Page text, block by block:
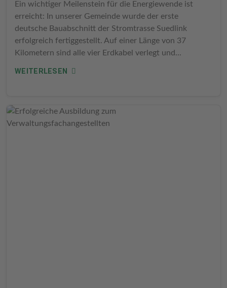
Ein wichtiger Meilenstein für die Energiewende ist
erreicht: In unserer Gemeinde wurde der erste
deutsche Bauabschnitt der Stromtrasse Suedlink
erfolgreich fertiggestellt. Auf einer Länge von 37
Kilometern sind alle vier Erdkabel verlegt und...
WEITERLESEN